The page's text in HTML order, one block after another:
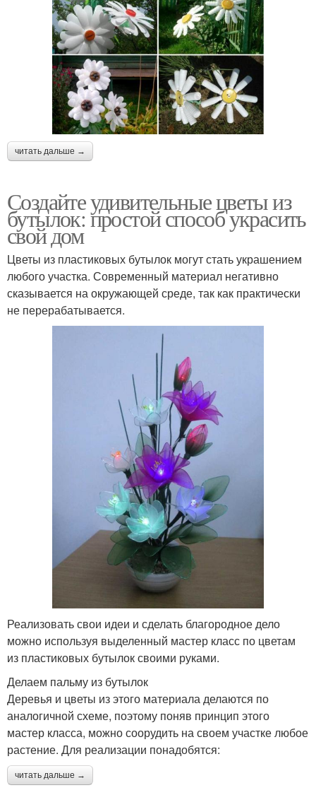
читать дальше →
Создайте удивительные цветы из
бутылок: простой способ украсить
свой дом
Цветы из пластиковых бутылок могут стать украшением
любого участка. Современный материал негативно
сказывается на окружающей среде, так как практически
не перерабатывается.
Реализовать свои идеи и сделать благородное дело
можно используя выделенный мастер класс по цветам
из пластиковых бутылок своими руками.
Делаем пальму из бутылок
Деревья и цветы из этого материала делаются по
аналогичной схеме, поэтому поняв принцип этого
мастер класса, можно соорудить на своем участке любое
растение. Для реализации понадобятся:
читать дальше →